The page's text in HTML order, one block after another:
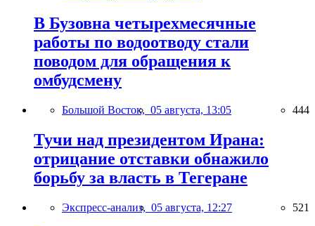
В Бузовна четырехмесячные
работы по водоотводу стали
поводом для обращения к
омбудсмену
Большой Восток, 05 августа, 13:05 444
Тучи над президентом Ирана:
отрицание отставки обнажило
борьбу за власть в Тегеране
Экспресс-анализ, 05 августа, 12:27 521